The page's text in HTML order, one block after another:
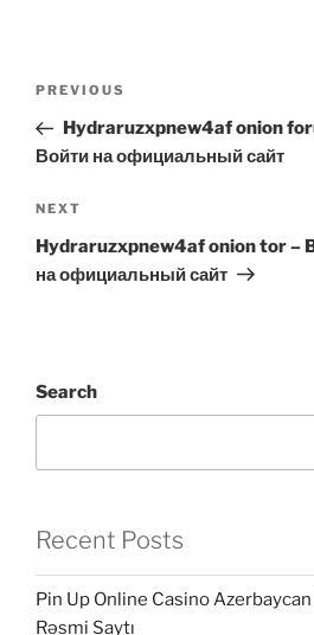
Previous
Post
PREVIOUS
Hydraruzxpnew4af onion
Войти на официальный сайт
Next
Post
NEXT
Hydraruzxpnew4af onion tor –
на официальный сайт
Search
Recent Posts
Pin Up Online Casino
Rəsmi Saytı